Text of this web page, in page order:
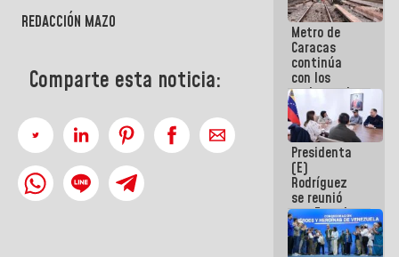
REDACCIÓN MAZO
Comparte esta noticia:
Metro de
Caracas
continúa
con los
trabajos de
mantenimiento
e inspección
en la Línea 2
Presidenta
(E)
Rodríguez
se reunió
con Estado
Mayor
Eléctrico